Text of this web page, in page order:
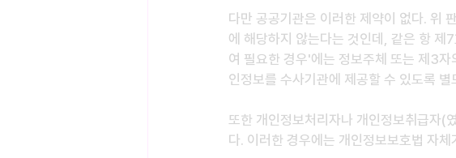
다만 공공기관은 이러한 제약이 없다. 위
에 해당하지 않는다는 것인데, 같은 항 제
여 필요한 경우'에는 정보주체 또는 제3
인정보를 수사기관에 제공할 수 있도록
또한 개인정보처리자나 개인정보취급자(
다. 이러한 경우에는 개인정보보호법 자